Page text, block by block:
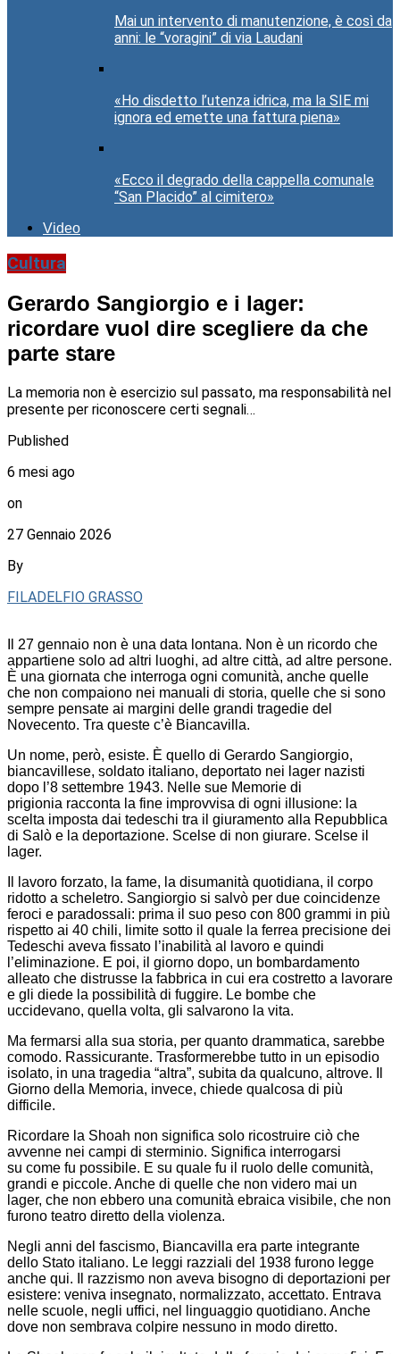
Mai un intervento di manutenzione, è così da
anni: le “voragini” di via Laudani
«Ho disdetto l’utenza idrica, ma la SIE mi
ignora ed emette una fattura piena»
«Ecco il degrado della cappella comunale
“San Placido” al cimitero»
Video
Cultura
Gerardo Sangiorgio e i lager:
ricordare vuol dire scegliere da che
parte stare
La memoria non è esercizio sul passato, ma responsabilità nel
presente per riconoscere certi segnali…
Published
6 mesi ago
on
27 Gennaio 2026
By
FILADELFIO GRASSO
Il 27 gennaio non è una data lontana. Non è un ricordo che
appartiene solo ad altri luoghi, ad altre città, ad altre persone.
È una giornata che interroga ogni comunità, anche quelle
che non compaiono nei manuali di storia, quelle che si sono
sempre pensate ai margini delle grandi tragedie del
Novecento. Tra queste c’è Biancavilla.
Un nome, però, esiste. È quello di Gerardo Sangiorgio,
biancavillese, soldato italiano, deportato nei lager nazisti
dopo l’8 settembre 1943. Nelle sue Memorie di
prigionia racconta la fine improvvisa di ogni illusione: la
scelta imposta dai tedeschi tra il giuramento alla Repubblica
di Salò e la deportazione. Scelse di non giurare. Scelse il
lager.
Il lavoro forzato, la fame, la disumanità quotidiana, il corpo
ridotto a scheletro. Sangiorgio si salvò per due coincidenze
feroci e paradossali: prima il suo peso con 800 grammi in più
rispetto ai 40 chili, limite sotto il quale la ferrea precisione dei
Tedeschi aveva fissato l’inabilità al lavoro e quindi
l’eliminazione. E poi, il giorno dopo, un bombardamento
alleato che distrusse la fabbrica in cui era costretto a lavorare
e gli diede la possibilità di fuggire. Le bombe che
uccidevano, quella volta, gli salvarono la vita.
Ma fermarsi alla sua storia, per quanto drammatica, sarebbe
comodo. Rassicurante. Trasformerebbe tutto in un episodio
isolato, in una tragedia “altra”, subita da qualcuno, altrove. Il
Giorno della Memoria, invece, chiede qualcosa di più
difficile.
Ricordare la Shoah non significa solo ricostruire ciò che
avvenne nei campi di sterminio. Significa interrogarsi
su come fu possibile. E su quale fu il ruolo delle comunità,
grandi e piccole. Anche di quelle che non videro mai un
lager, che non ebbero una comunità ebraica visibile, che non
furono teatro diretto della violenza.
Negli anni del fascismo, Biancavilla era parte integrante
dello Stato italiano. Le leggi razziali del 1938 furono legge
anche qui. Il razzismo non aveva bisogno di deportazioni per
esistere: veniva insegnato, normalizzato, accettato. Entrava
nelle scuole, negli uffici, nel linguaggio quotidiano. Anche
dove non sembrava colpire nessuno in modo diretto.